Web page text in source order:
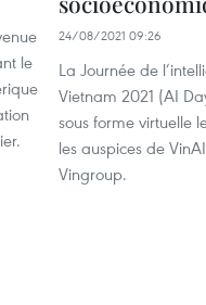
le
24/08/2021 09:26
La Journée de
Vietnam 2021 (AI
sous forme virtuelle
les auspices de
Vingroup.